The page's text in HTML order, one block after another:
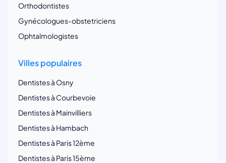
Orthodontistes
Gynécologues-obstetriciens
Ophtalmologistes
Villes populaires
Dentistes à Osny
Dentistes à Courbevoie
Dentistes à Mainvilliers
Dentistes à Hambach
Dentistes à Paris 12ème
Dentistes à Paris 15ème